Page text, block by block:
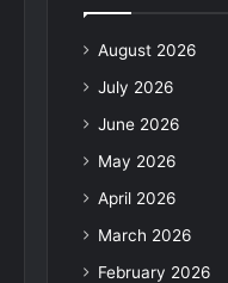
August 2026
July 2026
June 2026
May 2026
April 2026
March 2026
February 2026